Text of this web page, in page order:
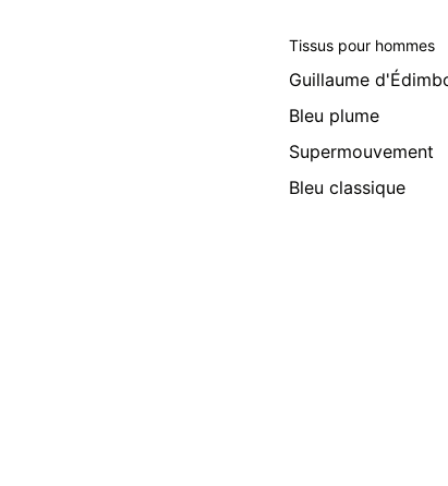
Tissus pour hommes
Guillaume
Bleu plume
Supermouvement
Bleu classique